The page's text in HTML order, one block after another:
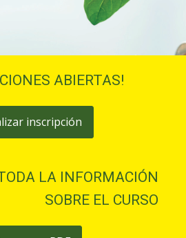
ABIERTAS!
inscripción
LA INFORMACIÓN
SOBRE EL CURSO